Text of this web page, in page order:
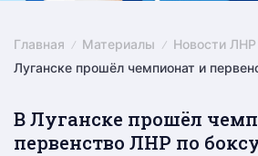
Главная Материалы Новости ЛНР
Луганске прошёл чемпионат и
В Луганске прошёл
первенство ЛНР по